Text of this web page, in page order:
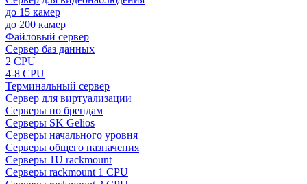
до 15 камер
до 200 камер
Файловый сервер
Сервер баз данных
2 CPU
4-8 CPU
Терминальный сервер
Сервер для виртуализации
Серверы по брендам
Серверы SK Gelios
Серверы начального уровня
Серверы общего назначения
Серверы 1U rackmount
Серверы rackmount 1 CPU